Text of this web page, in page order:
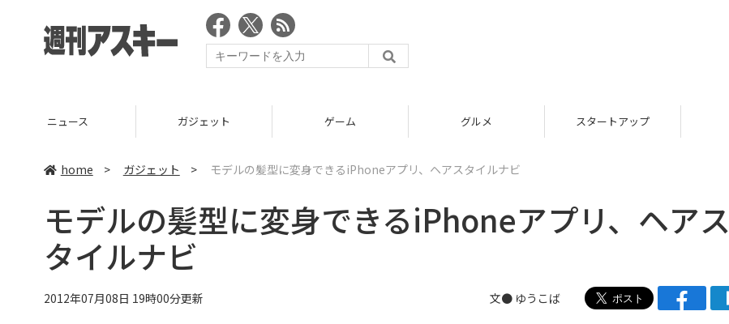
ニュース ガジェット ゲーム グルメ スタートアップ
home > ガジェット > モデルの髪型に変身できるiPhoneアプリ、ヘアスタイルナビ
モデルの髪型に変身できるiPhoneアプリ、ヘアス
タイルナビ
2012年07月08日 19時00分更新 文● ゆうこば